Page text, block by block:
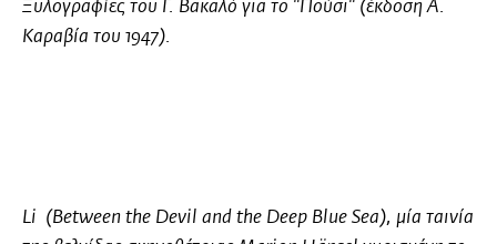
Ξυλογραφίες του Γ. Βακαλό για το "Πούσι" (έκδοση Α.
Καραβία του 1947).
Li (Between the Devil and the Deep Blue Sea), μία ταινία